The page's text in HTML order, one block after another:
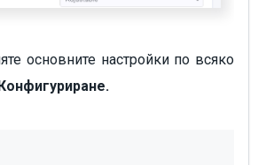
основните настройки по всяко
Конфигуриране.